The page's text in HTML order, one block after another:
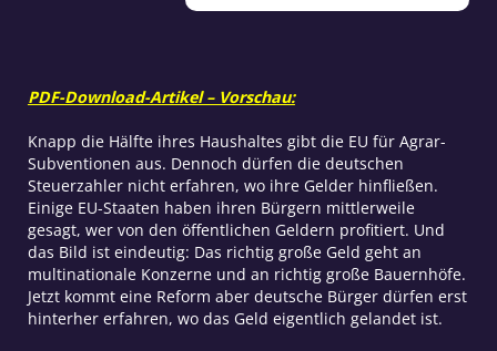
PDF-Download-Artikel – Vorschau:
Knapp die Hälfte ihres Haushaltes gibt die EU für Agrar-
Subventionen aus. Dennoch dürfen die deutschen
Steuerzahler nicht erfahren, wo ihre Gelder hinfließen.
Einige EU-Staaten haben ihren Bürgern mittlerweile
gesagt, wer von den öffentlichen Geldern profitiert. Und
das Bild ist eindeutig: Das richtig große Geld geht an
multinationale Konzerne und an richtig große Bauernhöfe.
Jetzt kommt eine Reform aber deutsche Bürger dürfen erst
hinterher erfahren, wo das Geld eigentlich gelandet ist.